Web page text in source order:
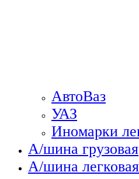
АвтоВаз
УАЗ
Иномарки
А/шина грузовая
А/шина